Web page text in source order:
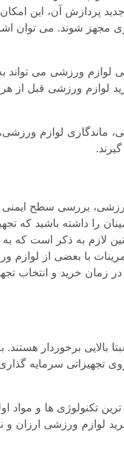
پردازش آن، این امکان
شوند. می توان
لوازم ورزشی می تواند
لوازم ورزشی قبل از
لوازم ورزشی،
بررسی سطح
را داشته باشید
لازم به ذکر است که
تمرینات با بعضی از
زمان خرید و انتخاب
بالایی برخوردار
تجهیزاتی سرمایه
تکنولوژی ها و مواد
ورزشی ارزان و